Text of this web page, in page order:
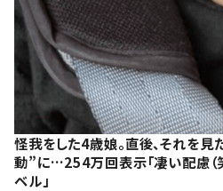
怪我をした4歳娘。直後、それを
動”に…254万回表示「凄い配慮（
ベル」